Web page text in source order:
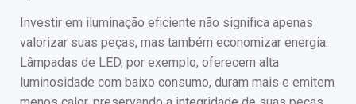
Investir em iluminação eficiente não significa apenas
valorizar suas peças, mas também economizar energia.
Lâmpadas de LED, por exemplo, oferecem alta
luminosidade com baixo consumo, duram mais e emitem